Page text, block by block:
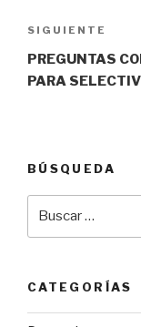
Siguiente
entrada
SIGUIENTE
PREGUNTAS
PARA
BÚSQUEDA
CATEGORÍAS